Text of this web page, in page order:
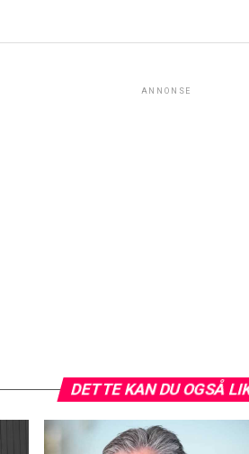
ANNONSE
DETTE KAN DU OGSÅ